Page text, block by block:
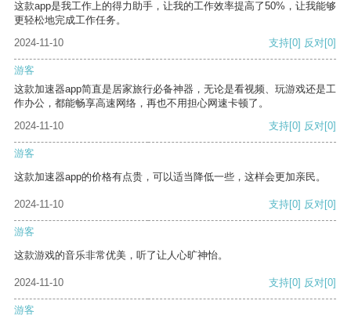
这款app是我工作上的得力助手，让我的工作效率提高了50%，让我能够
更轻松地完成工作任务。
2024-11-10
支持[0] 反对[0]
游客
这款加速器app简直是居家旅行必备神器，无论是看视频、玩游戏还是工
作办公，都能畅享高速网络，再也不用担心网速卡顿了。
2024-11-10
支持[0] 反对[0]
游客
这款加速器app的价格有点贵，可以适当降低一些，这样会更加亲民。
2024-11-10 支持[0] 反对[0]
游客
这款游戏的音乐非常优美，听了让人心旷神怡。
2024-11-10 支持[0] 反对[0]
游客